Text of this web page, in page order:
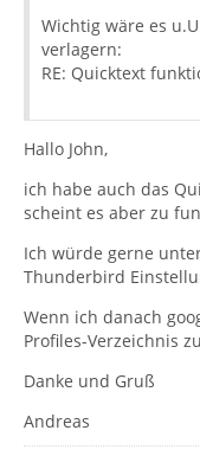
Wichtig wäre es
verlagern:
RE: Quicktext
Hallo John,
ich habe auch das
scheint es aber zu
Ich würde gerne
Thunderbird
Wenn ich danach
Profiles-Verzeichnis
Danke und Gruß
Andreas